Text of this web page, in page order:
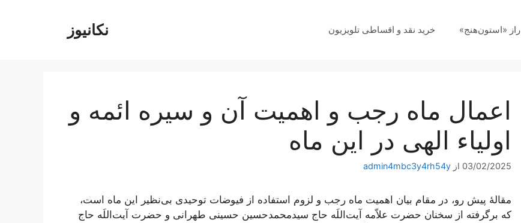
نکانیوز راز «استون‌هنج» خرید نقد و اقساطی تلویزیون
اعمال ماه رجب و اهمیت آن و سیره ائمه و
اولیاء الهی در این ماه
03/02/2025 از admin4mbc3y4rh54y
مقالۀ پیش رو، در مقام بیان اهمیت ماه رجب و لزوم استفاده از فیوضات توحیدی بی‌نظیر این ماه است،
که برگرفته از سخنان حضرت علاّمه آیت‌اللَه حاج سیدمحمدحسین حسینی طهرانی و حضرت آیت‌اللَه حاج